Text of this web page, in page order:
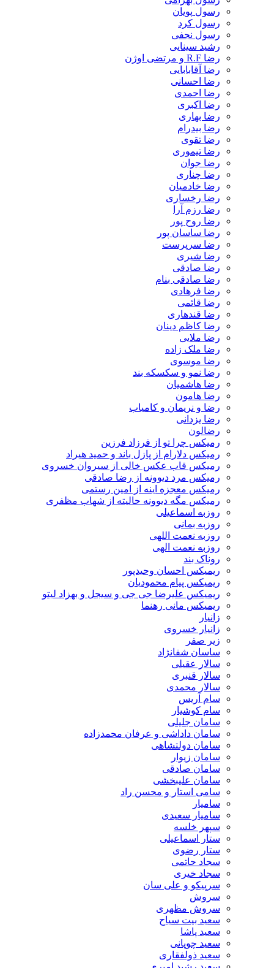
رسول پویان
رسول کرد
رسول نجفی
رشید سینایی
رضا R.F و مرتضی اوژن
رضا آقابابایی
رضا احسانی
رضا احمدی
رضا اکبری
رضا بهاری
رضا بیدرام
رضا تقوی
رضا تیموری
رضا جوان
رضا چناری
رضا خادمیان
رضا رخساری
رضا رزم آرا
رضا روح پور
رضا ساسان پور
رضا سرپرست
رضا شیری
رضا صادقی
رضا صادقی بنام
رضا فرهادی
رضا قائمی
رضا قندهاری
رضا کاظم دینان
رضا ملایی
رضا ملک زاده
رضا موسوی
رضا نمو و سکسکه بند
رضا هاشمیان
رضا هامون
رضا و نریمان و کامیاب
رضا یزدانی
رضالون
رمیکس چرا تو از فرزاد فرزین
رمیکس دلارام از پازل باند و حمید هیراد
رمیکس قاب عکس خالی از سیروان خسروی
رمیکس مرد دیوونه از رضا صادقی
رمیکس معجزه اینه از امین رستمی
رمیکس مگه دیوونه حالیته از شهاب مظفری
روزبه اسماعیلی
روزبه بمانی
روزبه نعمت اللهی
روزبه نعمت الهی
روناک بند
ریمیکس احسان وحیدپور
ریمیکس پیام محمودیان
ریمیکس علیرضا جی جی و سیجل و بهزاد لیتو
ریمیکس مانی رهنما
زانیار
زانیار خسروی
زیر صفر
ساسان شفانژاد
سالار عقیلی
سالار قنبری
سالار محمدی
سام آریس
سام کوشیار
سامان جلیلی
سامان داداشی و عرفان محمدزاده
سامان دولتشاهی
سامان زیوار
سامان صادقی
سامان علیبخشی
سامی استار و محسن راد
سامیار
سامیار سعیدی
سپهر خلسه
ستار اسماعیلی
ستار رضوی
سجاد حاتمی
سجاد خیری
سرپیکو و علی سان
سروش
سروش مظهری
سعید بیت سیاح
سعید پاشا
سعید چوپانی
سعید ذولفقاری